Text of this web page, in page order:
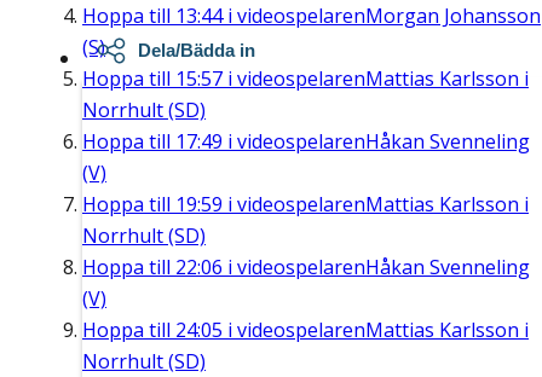
Hoppa till 13:44i videospelarenMorgan Johansson
(S)
Hoppa till 15:57 i videospelarenMattias Karlsson i
Norrhult (SD)
Hoppa till 17:49 i videospelarenHåkan Svenneling
(V)
Hoppa till 19:59 i videospelarenMattias Karlsson i
Norrhult (SD)
Hoppa till 22:06 i videospelarenHåkan Svenneling
(V)
Hoppa till 24:05 i videospelarenMattias Karlsson i
Norrhult (SD)
Dela/Bädda in